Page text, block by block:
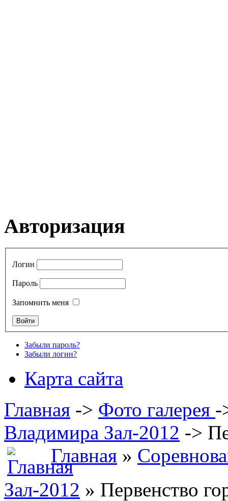
Авторизация
Логин
Пароль
Запомнить меня
Забыли пароль?
Забыли логин?
Карта сайта
Главная -> Фото галерея -
Владимира Зал-2012 ->
Главная »
Зал-2012 » Первенство